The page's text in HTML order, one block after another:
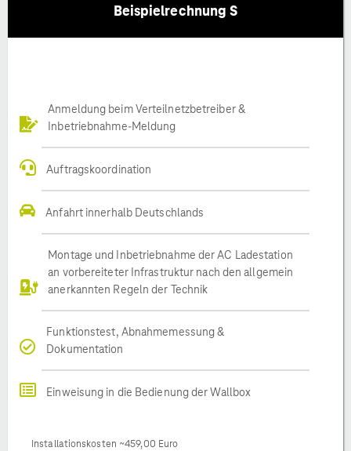
Beispielrechnung S
Anmeldung beim Verteilnetzbetreiber &
Inbetriebnahme-Meldung
Auftragskoordination
Anfahrt innerhalb Deutschlands
Montage und Inbetriebnahme der AC Ladestation
an vorbereiteter Infrastruktur nach den allgemein
anerkannten Regeln der Technik
Funktionstest, Abnahmemessung &
Dokumentation
Einweisung in die Bedienung der Wallbox
Installationskosten ~459,00 Euro